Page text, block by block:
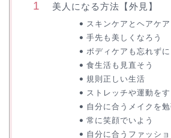
美人になる方法【外見】
スキンケアとヘアケ
手先も美しくなろう
ボディケアも忘れずに
食生活も見直そう
規則正しい生活
ストレッチや運動をす
自分に合うメイクを
常に笑顔でいよう
自分に合うファッシ